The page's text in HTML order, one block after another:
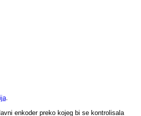
.
enkoder preko kojeg bi se kontrolisala